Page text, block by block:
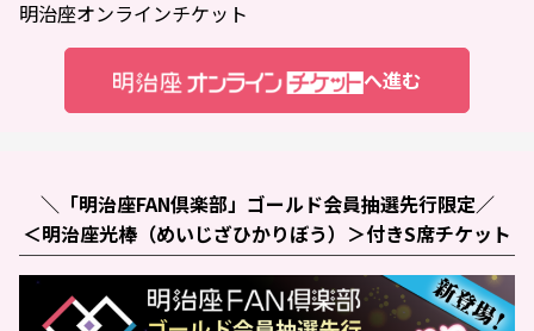
明治座オンラインチケット
へ進む
＼「明治座FAN倶楽部」ゴールド会員抽選先行限定／
＜明治座光棒（めいじざひかりぼう）＞付きS席チケット